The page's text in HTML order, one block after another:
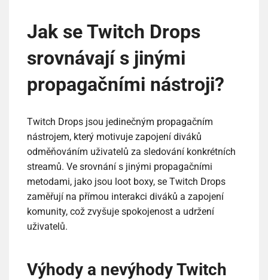
Jak se Twitch Drops
srovnávají s jinými
propagačními nástroji?
Twitch Drops jsou jedinečným propagačním
nástrojem, který motivuje zapojení diváků
odměňováním uživatelů za sledování konkrétních
streamů. Ve srovnání s jinými propagačními
metodami, jako jsou loot boxy, se Twitch Drops
zaměřují na přímou interakci diváků a zapojení
komunity, což zvyšuje spokojenost a udržení
uživatelů.
Výhody a nevýhody Twitch